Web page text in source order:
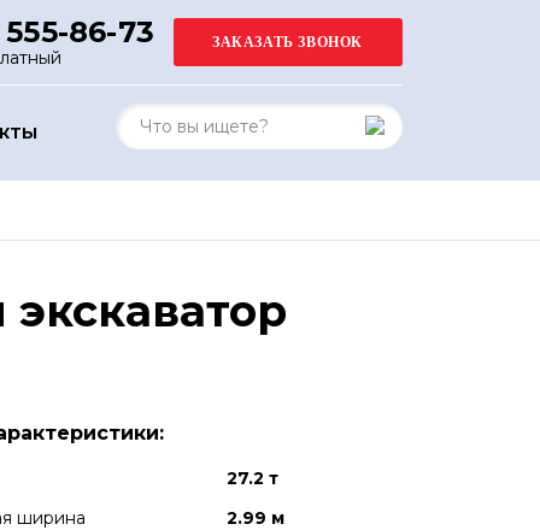
86-73
27.2 т
ширина
2.99 м